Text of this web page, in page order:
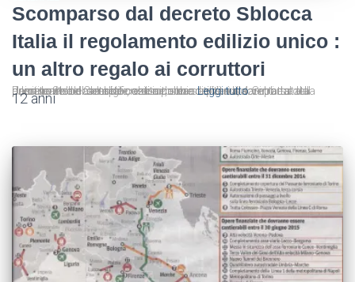
Scomparso dal decreto Sblocca
Italia il regolamento edilizio unico :
un altro regalo ai corruttori
, Una norma di semplificazione, sbandierata ai 4 venti dal Presidente del Consiglio e di indubbia utilità è scomparsa dal decreto Sblocca Italia e nessuno ne sa più nulla. Si tratta della unica parte del decreto , che a parere dei Verdi, sarebbe stata positiva e che avrebbe costituito una Leggi tutto
12 anni